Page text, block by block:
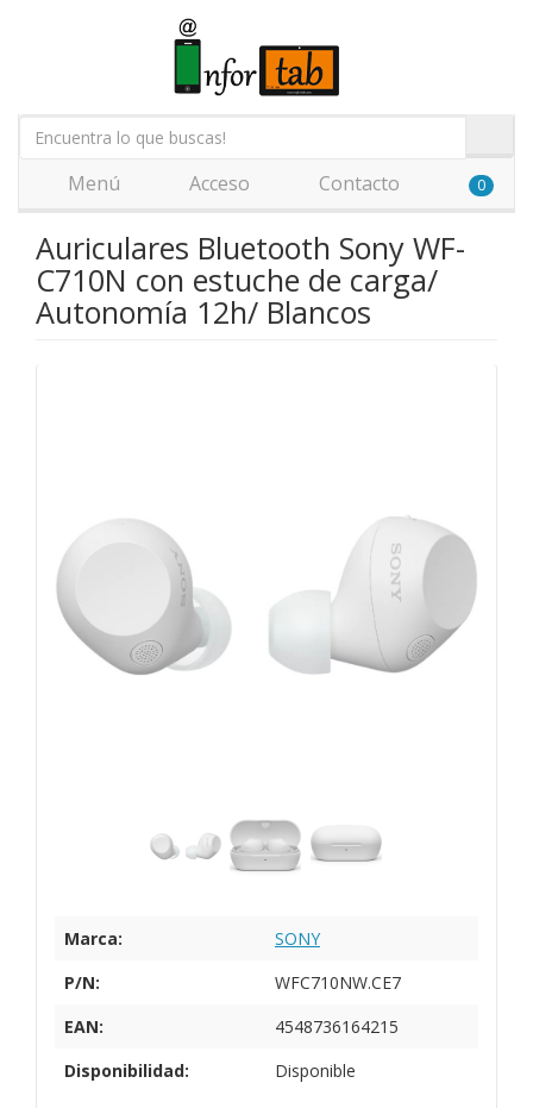
Menú Acceso Contacto 0
Auriculares Bluetooth Sony WF-
C710N con estuche de carga/
Autonomía 12h/ Blancos
Marca:
SONY
P/N:
WFC710NW.CE7
EAN:
4548736164215
Disponibilidad:
Disponible